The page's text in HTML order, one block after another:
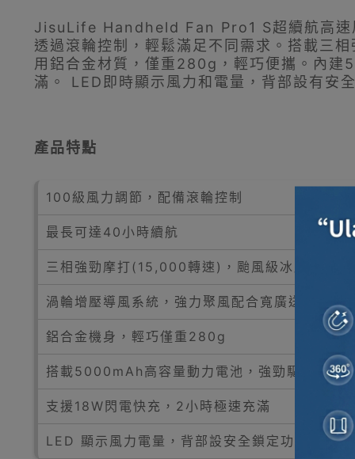
JisuLife Handheld Fan Pro1 S超續航高速
透過滾輪控制，輕鬆滿足不同需求。搭載三
用鋁合金材質，僅重280g，輕巧便攜。內
滿。 LED即時顯示風力和電量，背部設有安
產品特點
100級風力調節，配備滾輪控制
最長可達40小時續航
三相強勁摩打(15,000轉速)，颱風級冰感瞬間極
渦輪增壓導風系統，強力聚風配合寬廣送風範圍
鋁合金機身，輕巧僅重280g
搭載5000mAh高容量動力電池，強勁驅動
支援18W閃電快充，2小時極速充滿
LED 顯示風力電量，背部設安全鎖定功能